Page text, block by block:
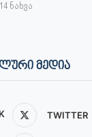
14 ნახვა
ᲛᲔᲓᲘᲐ
TWITTER